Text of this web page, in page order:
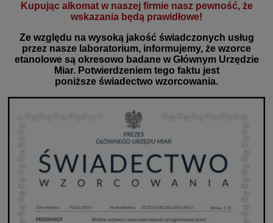
Kupując alkomat w naszej firmie nasz pewność, że
wskazania będą prawidłowe!
Ze względu na wysoką jakość świadczonych usług
przez nasze laboratorium, informujemy, że wzorce
etanolowe są okresowo badanew Głównym Urzędzie
Miar. Potwierdzeniem tego faktu jest
poniższe świadectwo wzorcowania.